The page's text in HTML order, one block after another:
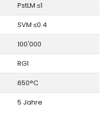
PstLM ≤1
SVM ≤0.4
100'000
RG1
650°C
5 Jahre